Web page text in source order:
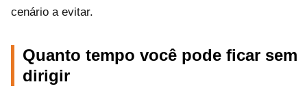
cenário a evitar.
Quanto tempo você pode ficar sem
dirigir